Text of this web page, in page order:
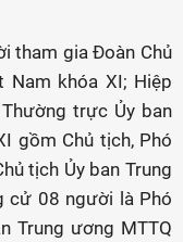
tham gia Đoàn Chủ
Nam khóa XI; Hiệp
trực Ủy ban
gồm Chủ tịch, Phó
tịch Ủy ban Trung
cử 08 người là Phó
Trung ương MTTQ